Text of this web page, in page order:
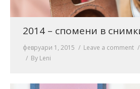
2014 – спомени в
февруари 1, 2015 Leave a comment
By Leni